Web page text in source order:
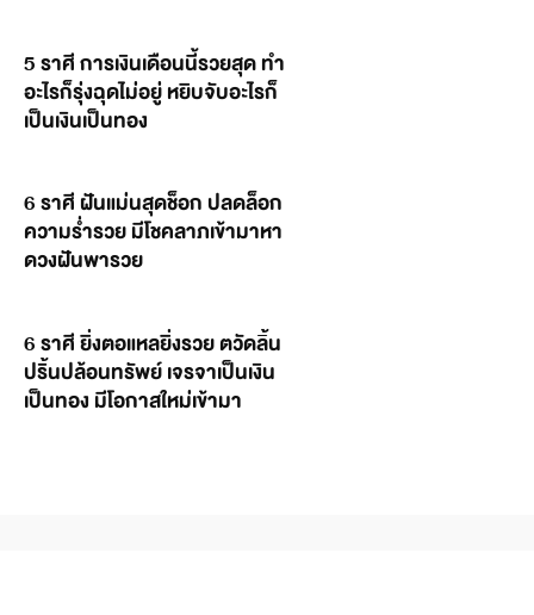
5 ราศี การเงินเดือนนี้รวยสุด ทำ
อะไรก็รุ่งฉุดไม่อยู่ หยิบจับอะไรก็
เป็นเงินเป็นทอง
6 ราศี ฝันแม่นสุดช็อก ปลดล็อก
ความร่ำรวย มีโชคลาภเข้ามาหา
ดวงฝันพารวย
6 ราศี ยิ่งตอแหลยิ่งรวย ตวัดลิ้น
ปริ้นปล้อนทรัพย์ เจรจาเป็นเงิน
เป็นทอง มีโอกาสใหม่เข้ามา